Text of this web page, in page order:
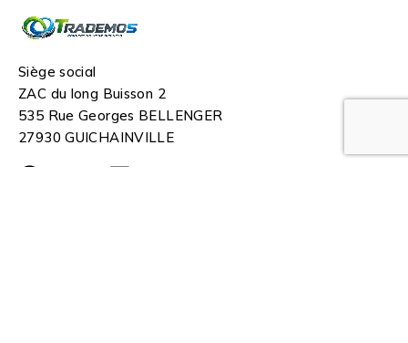
Siège social
ZAC du long Buisson 2
535 Rue Georges BELLENGER
27930 GUICHAINVILLE